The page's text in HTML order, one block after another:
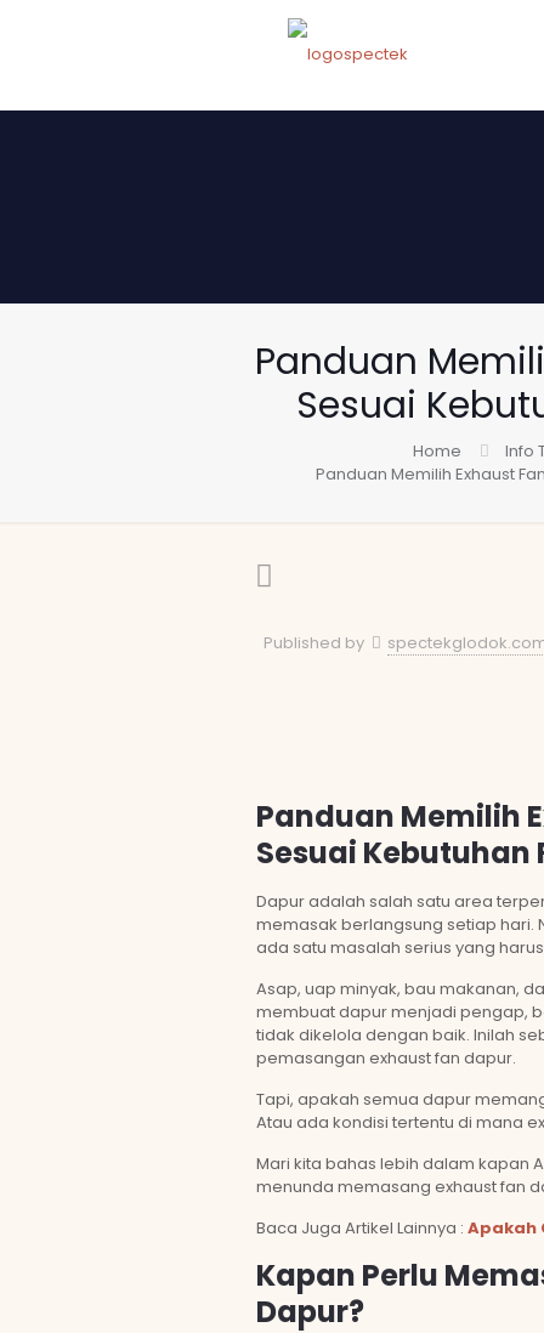
Panduan
Sesuai
Home
Info
Panduan Memilih Exhaust
Published by
Panduan Memilih
Sesuai Kebutuhan
Dapur adalah salah satu area
memasak berlangsung setiap hari.
ada satu masalah serius yang
Asap, uap minyak, bau makanan,
membuat dapur menjadi pengap,
tidak dikelola dengan baik. Inilah
pemasangan exhaust fan dapur.
Tapi, apakah semua dapur
Atau ada kondisi tertentu di mana
Mari kita bahas lebih dalam kapan
menunda memasang exhaust fan
Baca Juga Artikel Lainnya : Apakah
Kapan Perlu
Dapur?